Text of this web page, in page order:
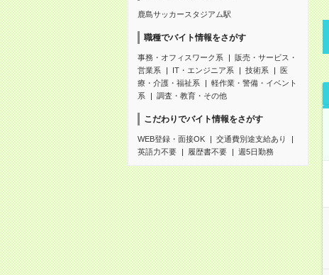
鹿島サッカースタジアム駅
職種でバイト情報をさがす
事務・オフィスワーク系
販売・サービス・
営業系
IT・エンジニア系 技術系
医
療・介護・福祉系
軽作業・警備・イベント
系
調査・教育・その他
こだわりでバイト情報をさがす
WEB登録・面接OK
交通費別途支給あり
英語力不要
履歴書不要 週5日勤務